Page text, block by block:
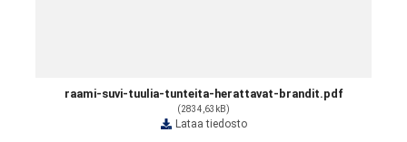
raami-suvi-tuulia-tunteita-herattavat-brandit.pdf
(2834,63kB)
Lataa tiedosto